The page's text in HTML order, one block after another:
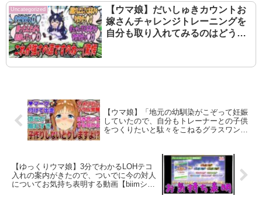
Uncategorized
【ウマ娘】だいしゅきカウントお
嫁さんチャレンジトレーニングを
自分も取り入れてみるのはどうか
ののジェンティルに大差勝ちの成
【ウマ娘】「地元の幼馴染がこぞって妊娠
していたので、自分もトレーナーとの子供
をつくりたいと駄々をこねるグラスワンダ
【ゆっくりウマ娘】3分でわかるLOHテコ
入れの案内がきたので、ついでに今の対人
についてお気持ち表明する動画【biimシス